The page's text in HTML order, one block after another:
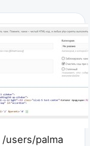
/users/palma